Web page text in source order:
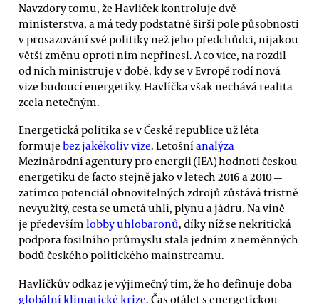
Navzdory tomu, že Havlíček kontroluje dvě
ministerstva, a má tedy podstatně širší pole působnosti
v prosazování své politiky než jeho předchůdci, nijakou
větší změnu oproti nim nepřinesl. A co více, na rozdíl
od nich ministruje v době, kdy se v Evropě rodí nová
vize budoucí energetiky. Havlíčka však nechává realita
zcela netečným.
Energetická politika se v České republice už léta
formuje bez jakékoliv vize. Letošníanalýza
Mezinárodní agentury pro energii (IEA) hodnotí českou
energetiku de facto stejně jako v letech 2016 a 2010 —
zatímco potenciál obnovitelných zdrojů zůstává tristně
nevyužitý, cesta se umetá uhlí, plynu a jádru. Na vině
je především lobby uhlobaronů, díky níž se nekritická
podpora fosilního průmyslu stala jedním z neměnných
bodů českého politického mainstreamu.
Havlíčkův odkaz je výjimečný tím, že ho definuje doba
globální klimatické krize. Čas otálet s energetickou